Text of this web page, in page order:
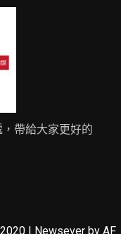
帶給大家更好的
| Newseverby AF